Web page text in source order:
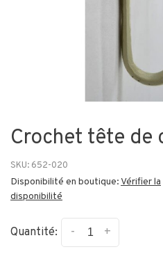
Crochet tête de
SKU: 652-020
Disponibilité en boutique:Vérifier la
disponibilité
Quantité: +
-